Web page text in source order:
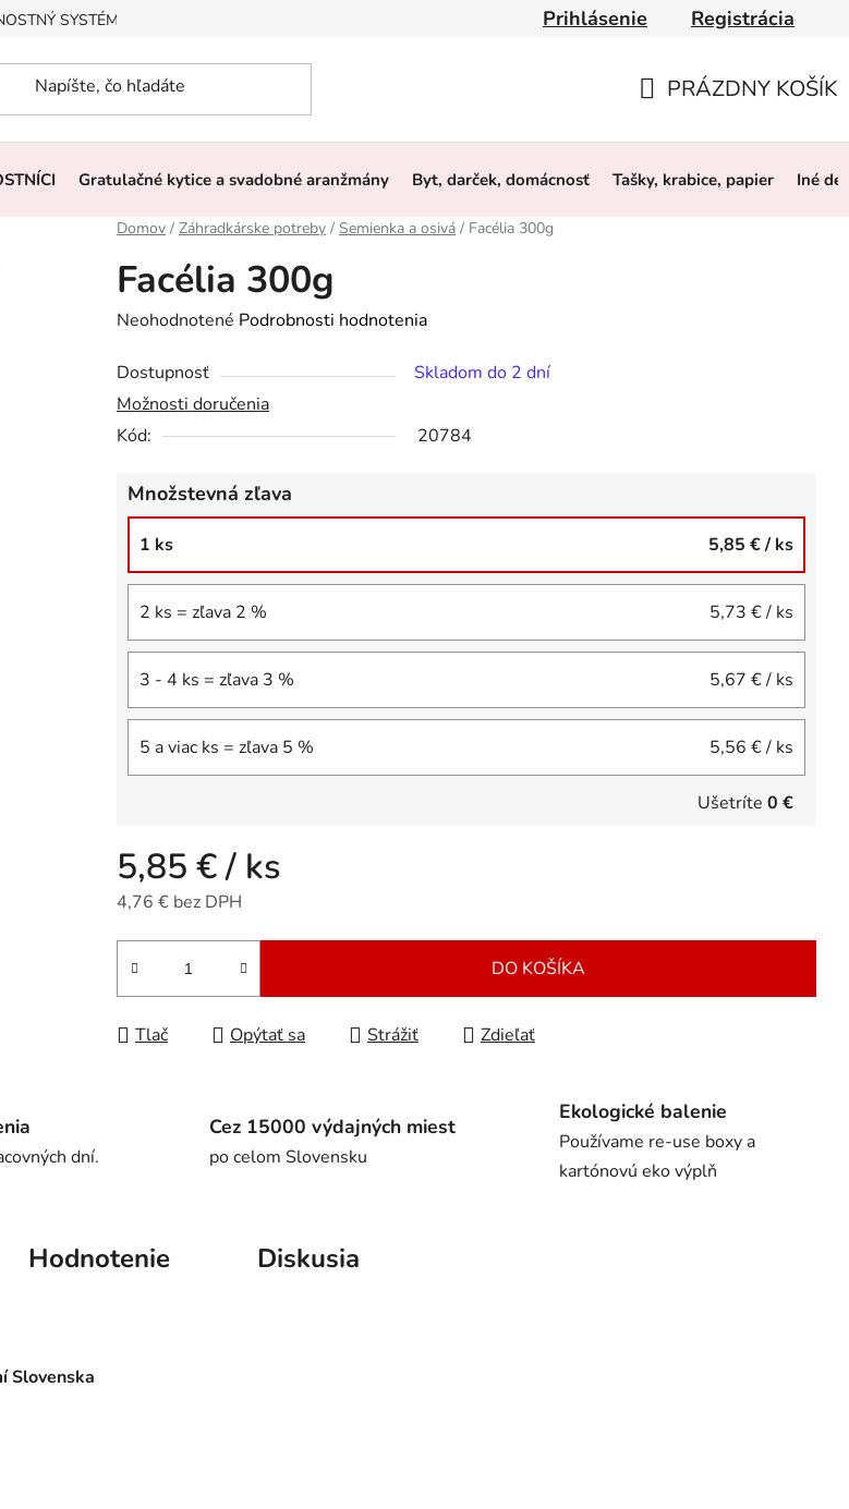
SYSTÉM, ZĽAVY Obchodné podmienky Ochrana osobných údajov
Prihlásenie Registrácia
KOŠÍK
PRÁZDNY KOŠÍK
Gratulačné kytice a svadobné aranžmány Byt, darček, domácnosť Tašky, krabice, papier Iné
Domov / Záhradkárske potreby / Semienka a osivá / Facélia 300g
Facélia 300g
Priemerné
produktu
je
0,0
hviezdičiek.
Neohodnotené Podrobnosti hodnotenia
Dostupnosť
Skladom do 2 dní
Možnosti doručenia
Kód:
20784
Množstevná zľava
1 ks 5,85 €/ ks
2 ks = zľava 2 % 5,73 €/ ks
3 - 4 ks = zľava 3 % 5,67 €/ ks
5 a viac ks = zľava 5 % 5,56 €/ ks
Ušetríte 0 €
5,85 €/ ks
4,76 € bez DPH
Jednotková cena:
DO KOŠÍKA
Tlač Opýtať sa Strážiť Zdieľať
dní.
Cez 15000 výdajných miest
po celom Slovensku
Ekologické balenie
Používame re-use boxy a
kartónovú eko výplň
Hodnotenie Diskusia
Slovenska